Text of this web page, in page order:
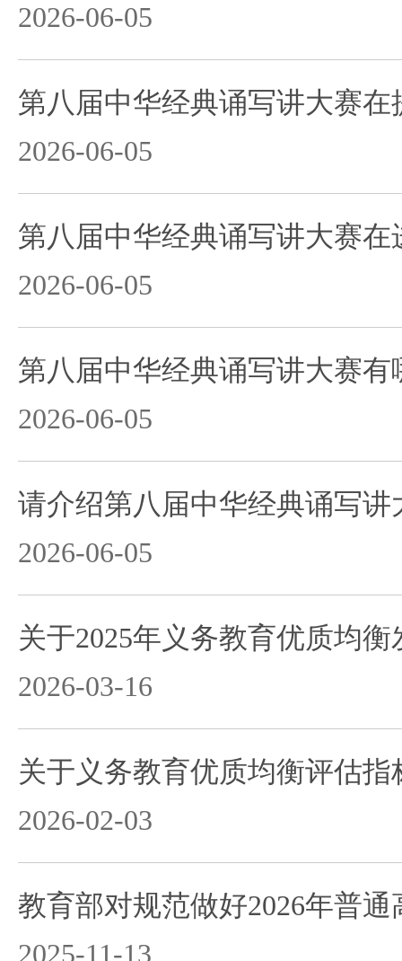
2026-06-05
2026-06-05
2026-06-05
2026-06-05
2026-06-05
2026-03-16
关于义务教育优质均衡评估指
2026-02-03
2025-11-13